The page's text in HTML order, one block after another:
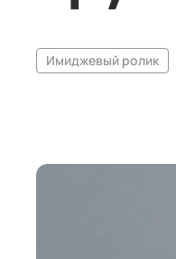
Имиджевый ролик